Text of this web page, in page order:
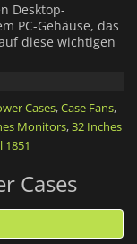
Desktop-
PC-Gehäuse, das
diese wichtigen
von
in deinem
eine
haben.
LED-
Cases,Case Fans,
Monitors,32 Inches
1851
Cases